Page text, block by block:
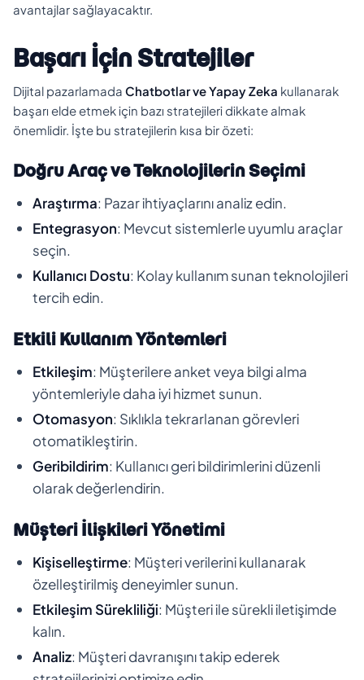
avantajlar sağlayacaktır.
Başarı İçin Stratejiler
Dijital pazarlamada Chatbotlar ve Yapay Zeka kullanarak
başarı elde etmek için bazı stratejileri dikkate almak
önemlidir. İşte bu stratejilerin kısa bir özeti:
Doğru Araç ve Teknolojilerin Seçimi
Araştırma: Pazar ihtiyaçlarını analiz edin.
Entegrasyon: Mevcut sistemlerle uyumlu araçlar
seçin.
Kullanıcı Dostu: Kolay kullanım sunan teknolojileri
tercih edin.
Etkili Kullanım Yöntemleri
Etkileşim: Müşterilere anket veya bilgi alma
yöntemleriyle daha iyi hizmet sunun.
Otomasyon: Sıklıkla tekrarlanan görevleri
otomatikleştirin.
Geribildirim: Kullanıcı geri bildirimlerini düzenli
olarak değerlendirin.
Müşteri İlişkileri Yönetimi
Kişiselleştirme: Müşteri verilerini kullanarak
özelleştirilmiş deneyimler sunun.
Etkileşim Sürekliliği: Müşteri ile sürekli iletişimde
kalın.
Analiz: Müşteri davranışını takip ederek